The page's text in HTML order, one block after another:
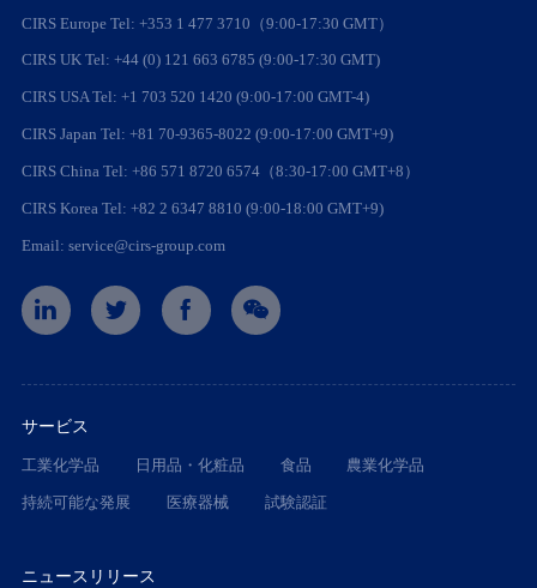
CIRS Europe Tel: +353 1 477 3710（9:00-17:30 GMT）
CIRS UK Tel: +44 (0) 121 663 6785 (9:00-17:30 GMT)
CIRS USA Tel: +1 703 520 1420 (9:00-17:00 GMT-4)
CIRS Japan Tel: +81 70-9365-8022 (9:00-17:00 GMT+9)
CIRS China Tel: +86 571 8720 6574（8:30-17:00 GMT+8）
CIRS Korea Tel: +82 2 6347 8810 (9:00-18:00 GMT+9)
Email: service@cirs-group.com
サービス
工業化学品 日用品・化粧品 食品 農業化学品
持続可能な発展 医療器械 試験認証
ニュースリリース